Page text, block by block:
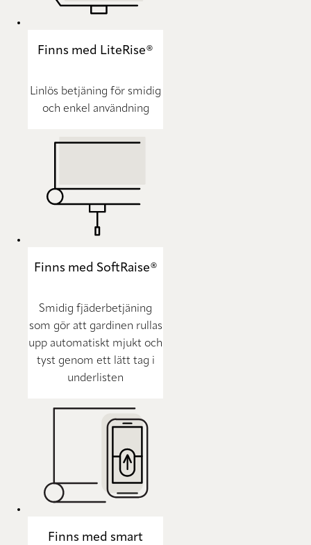
Finns med LiteRise®
Linlös betjäning för smidig
och enkel användning
Finns med SoftRaise®
Smidig fjäderbetjäning
som gör att gardinen rullas
upp automatiskt mjukt och
tyst genom ett lätt tag i
underlisten
Finns med smart